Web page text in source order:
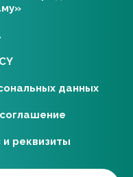
данных
реквизиты